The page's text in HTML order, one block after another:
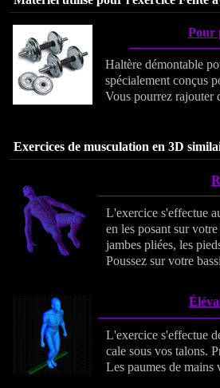
Pour
Haltère démontable
spécialement conçus
Vous pourrez rajouter
Exercices de musculation en 3D
L'exercice s'effectue
en les posant sur
jambes pliées, les
Poussez sur votre
L'exercice s'effectue
cale sous vos talons.
Les paumes de mains